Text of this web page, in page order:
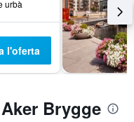
urbà
l'oferta
Brygge